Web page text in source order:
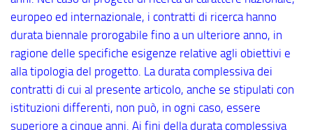
europeo ed internazionale, i contratti di ricerca hanno
durata biennale prorogabile fino a un ulteriore anno, in
ragione delle specifiche esigenze relative agli obiettivi e
alla tipologia del progetto. La durata complessiva dei
contratti di cui al presente articolo, anche se stipulati con
istituzioni differenti, non può, in ogni caso, essere
superiore a cinque anni. Ai fini della durata complessiva